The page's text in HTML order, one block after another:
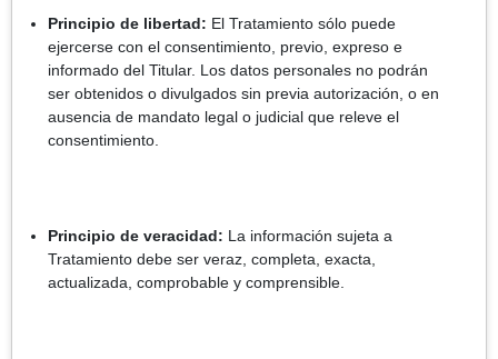
Principio de libertad: El Tratamiento sólo puede
ejercerse con el consentimiento, previo, expreso e
informado del Titular. Los datos personales no podrán
ser obtenidos o divulgados sin previa autorización, o en
ausencia de mandato legal o judicial que releve el
consentimiento.
Principio de veracidad: La información sujeta a
Tratamiento debe ser veraz, completa, exacta,
actualizada, comprobable y comprensible.